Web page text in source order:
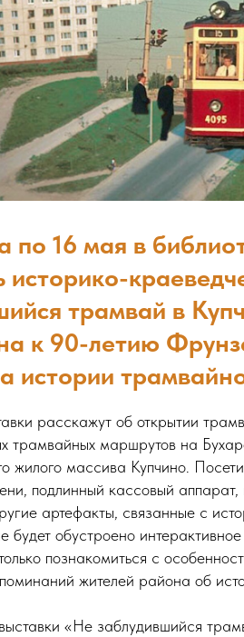
по 16 мая в
историко-
трамвай в
к 90-летию
истории
расскажут об открытии
трамвайных маршрутов на
жилого массива Купчино.
подлинный кассовый
артефакты, связанные с
будет обустроено
познакомиться с
жителей района об
«Не заблудившийся